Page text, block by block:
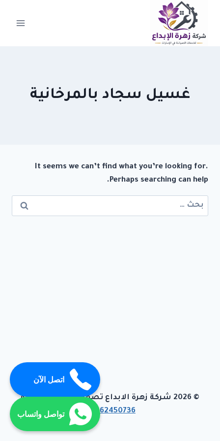
التجاوز
المحتوى
غسيل سجاد بالمرخانية
It seems we can’t find what you’re looking for.
Perhaps searching can help.
البحث
عن:
© 2026 شركة زهرة الابداع تصميم وبرمجة تيفاجو
01062450736
اتصل الآن
تواصل واتساب